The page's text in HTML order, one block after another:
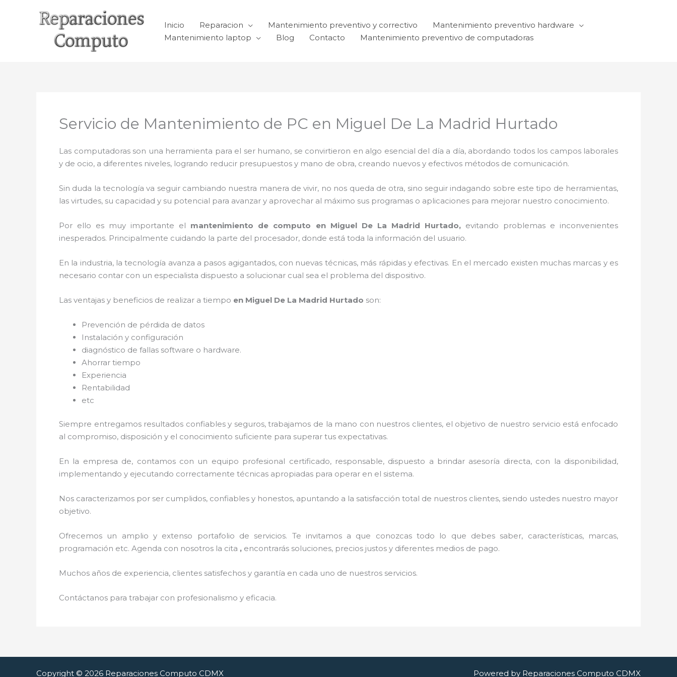
Inicio Reparacion Mantenimiento preventivo y correctivo
Mantenimiento preventivo hardware
Mantenimiento laptop
Blog Contacto Mantenimiento preventivo de computadoras
Servicio de Mantenimiento de PC en Miguel De La Madrid Hurtado
Las computadoras son una herramienta para el ser humano, se convirtieron en algo esencial del día a día, abordando todos los campos laborales
y de ocio, a diferentes niveles, logrando reducir presupuestos y mano de obra, creando nuevos y efectivos métodos de comunicación.
Sin duda la tecnología va seguir cambiando nuestra manera de vivir, no nos queda de otra, sino seguir indagando sobre este tipo de herramientas,
las virtudes, su capacidad y su potencial para avanzar y aprovechar al máximo sus programas o aplicaciones para mejorar nuestro conocimiento.
Por ello es muy importante el mantenimiento de computo en Miguel De La Madrid Hurtado, evitando problemas e inconvenientes
inesperados. Principalmente cuidando la parte del procesador, donde está toda la información del usuario.
En la industria, la tecnología avanza a pasos agigantados, con nuevas técnicas, más rápidas y efectivas. En el mercado existen muchas marcas y es
necesario contar con un especialista dispuesto a solucionar cual sea el problema del dispositivo.
Las ventajas y beneficios de realizar a tiempo en Miguel De La Madrid Hurtado son:
Prevención de pérdida de datos
Instalación y configuración
diagnóstico de fallas software o hardware.
Ahorrar tiempo
Experiencia
Rentabilidad
etc
Siempre entregamos resultados confiables y seguros, trabajamos de la mano con nuestros clientes, el objetivo de nuestro servicio está enfocado
al compromiso, disposición y el conocimiento suficiente para superar tus expectativas.
En la empresa de, contamos con un equipo profesional certificado, responsable, dispuesto a brindar asesoría directa, con la disponibilidad,
implementando y ejecutando correctamente técnicas apropiadas para operar en el sistema.
Nos caracterizamos por ser cumplidos, confiables y honestos, apuntando a la satisfacción total de nuestros clientes, siendo ustedes nuestro mayor
objetivo.
Ofrecemos un amplio y extenso portafolio de servicios. Te invitamos a que conozcas todo lo que debes saber, características, marcas,
programación etc. Agenda con nosotros la cita , encontrarás soluciones, precios justos y diferentes medios de pago.
Muchos años de experiencia, clientes satisfechos y garantía en cada uno de nuestros servicios.
Contáctanos para trabajar con profesionalismo y eficacia.
Copyright © 2026 Reparaciones Computo CDMX Powered by Reparaciones Computo CDMX